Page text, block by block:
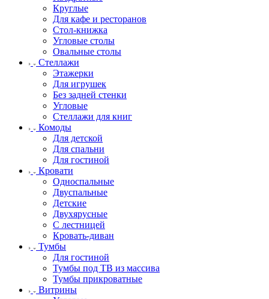
Круглые
Для кафе и ресторанов
Стол-книжка
Угловые столы
Овальные столы
Стеллажи
Этажерки
Для игрушек
Без задней стенки
Угловые
Стеллажи для книг
Комоды
Для детской
Для спальни
Для гостиной
Кровати
Односпальные
Двуспальные
Детские
Двухярусные
С лестницей
Кровать-диван
Тумбы
Для гостиной
Тумбы под ТВ из массива
Тумбы прикроватные
Витрины